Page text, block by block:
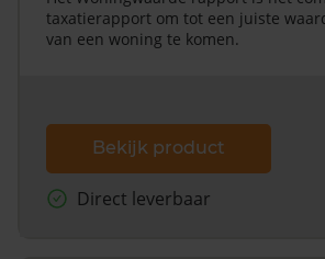
taxatierapport om tot een juiste
van een woning te komen.
Bekijk product
Direct leverbaar